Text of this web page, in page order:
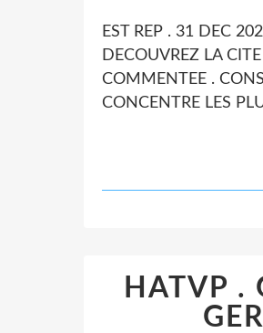
EST REP . 31 DEC
DECOUVREZ LA
COMMENTEE .
CONCENTRE LES
HATVP .